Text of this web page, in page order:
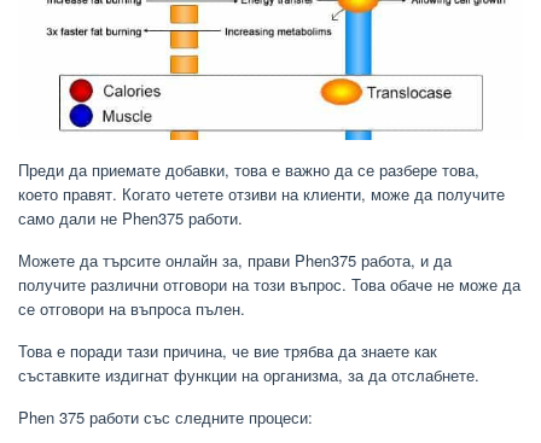
Преди да приемате добавки, това е важно да се разбере това,
което правят. Когато четете отзиви на клиенти, може да получите
само дали не Phen375 работи.
Можете да търсите онлайн за, прави Phen375 работа, и да
получите различни отговори на този въпрос. Това обаче не може да
се отговори на въпроса пълен.
Това е поради тази причина, че вие ​​трябва да знаете как
съставките издигнат функции на организма, за да отслабнете.
Phen 375 работи със следните процеси: